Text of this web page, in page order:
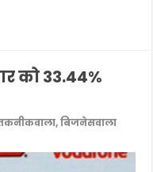
को 33.44%
,बिजनेसवाला